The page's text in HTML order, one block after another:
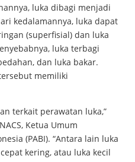
luka dibagi menjadi
kedalamannya, luka dapat
(superfisial) dan luka
luka terbagi
dan luka bakar.
memiliki
terkait perawatan luka,”
Ketua Umum
(PABI). “Antara lain luka
kering, atau luka kecil